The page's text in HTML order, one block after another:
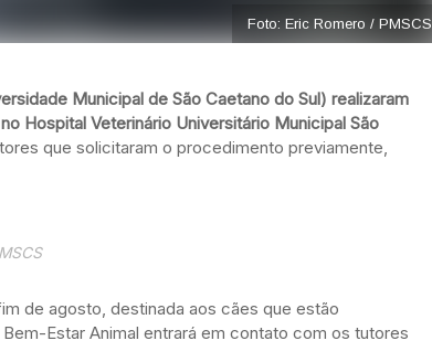
Foto: Eric Romero / PMSCS
Municipal de São Caetano do Sul) realizaram
Hospital Veterinário Universitário Municipal São
que solicitaram o procedimento previamente,
de agosto, destinada aos cães que estão
Estar Animal entrará em contato com os tutores